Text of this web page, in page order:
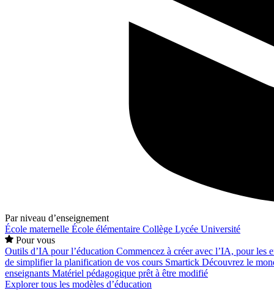
Par niveau d’enseignement
École maternelle École élémentaire Collège Lycée Université
Pour vous
Outils d’IA pour l’éducation Commencez à créer avec l’IA, pour les
de simplifier la planification de vos cours Smartick Découvrez le
enseignants Matériel pédagogique prêt à être modifié
Explorer tous les modèles d’éducation